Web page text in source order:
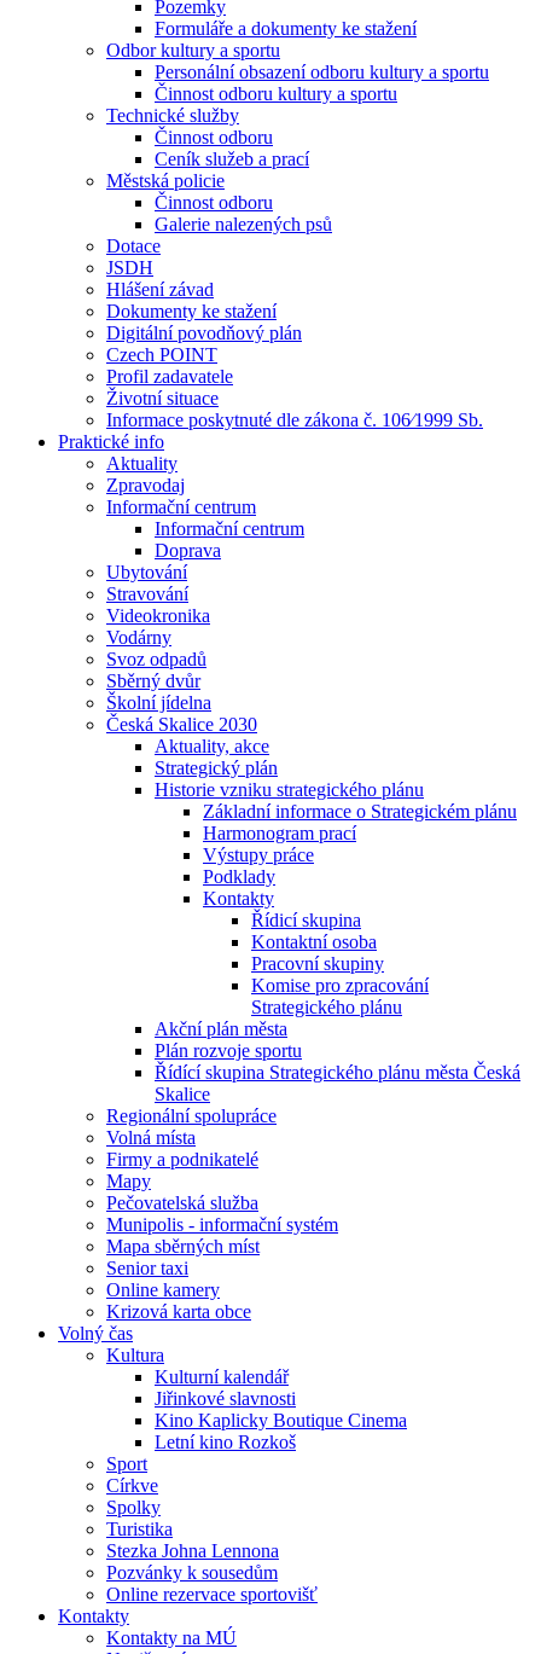
Pozemky
Formuláře a dokumenty ke stažení
Odbor kultury a sportu
Personální obsazení odboru kultury a sportu
Činnost odboru kultury a sportu
Technické služby
Činnost odboru
Ceník služeb a prací
Městská policie
Činnost odboru
Galerie nalezených psů
Dotace
JSDH
Hlášení závad
Dokumenty ke stažení
Digitální povodňový plán
Czech POINT
Profil zadavatele
Životní situace
Informace poskytnuté dle zákona č. 106⁄1999 Sb.
Praktické info
Aktuality
Zpravodaj
Informační centrum
Informační centrum
Doprava
Ubytování
Stravování
Videokronika
Vodárny
Svoz odpadů
Sběrný dvůr
Školní jídelna
Česká Skalice 2030
Aktuality, akce
Strategický plán
Historie vzniku strategického plánu
Základní informace o Strategickém plánu
Harmonogram prací
Výstupy práce
Podklady
Kontakty
Řídicí skupina
Kontaktní osoba
Pracovní skupiny
Komise pro zpracování
Strategického plánu
Akční plán města
Plán rozvoje sportu
Řídící skupina Strategického plánu města Česká
Skalice
Regionální spolupráce
Volná místa
Firmy a podnikatelé
Mapy
Pečovatelská služba
Munipolis - informační systém
Mapa sběrných míst
Senior taxi
Online kamery
Krizová karta obce
Volný čas
Kultura
Kulturní kalendář
Jiřinkové slavnosti
Kino Kaplicky Boutique Cinema
Letní kino Rozkoš
Sport
Církve
Spolky
Turistika
Stezka Johna Lennona
Pozvánky k sousedům
Online rezervace sportovišť
Kontakty
Kontakty na MÚ